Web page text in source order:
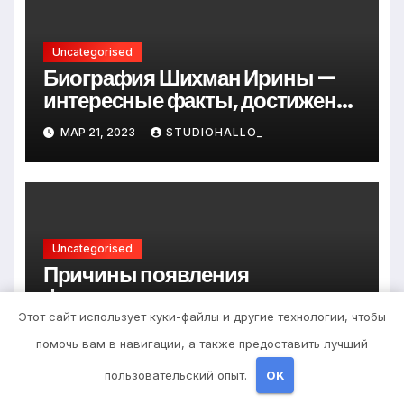
Uncategorised
Биография Шихман Ирины —
интересные факты, достижения
и путь к успеху
МАР 21, 2023 STUDIOHALLO_
Uncategorised
Причины появления
фурункулов в паху у мужчин
Этот сайт использует куки-файлы и другие технологии, чтобы
помочь вам в навигации, а также предоставить лучший
пользовательский опыт. OK